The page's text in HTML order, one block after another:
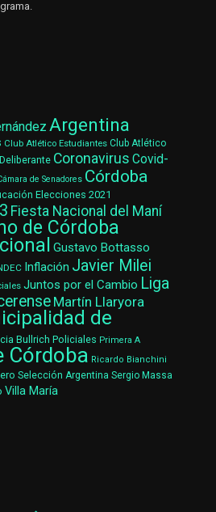
Argentina
Club Atlético Estudiantes Club Atlético
Coronavirus Covid-
de Senadores Córdoba
Elecciones 2021
Fiesta Nacional del Maní
de Córdoba
Gustavo Bottasso
Inflación Javier Milei
Juntos por el Cambio Liga
Martín Llaryora
de
Bullrich Policiales Primera A
Córdoba Ricardo Bianchini
Selección Argentina Sergio Massa
Villa María